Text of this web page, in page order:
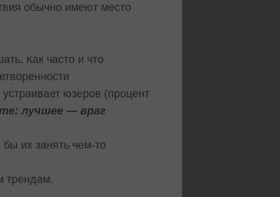
обычно имеют место
Как часто и что
юзеров (процент
лучшее — враг
их занять чем-то
трендам.